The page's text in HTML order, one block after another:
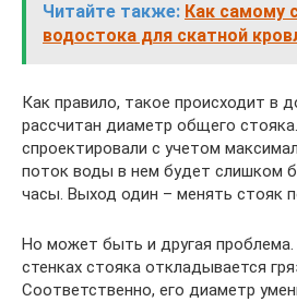
Читайте также: Как самому
водостока для скатной
Как правило, такое происходит в
рассчитан диаметр общего
спроектировали с учетом
поток воды в нем будет слишком
часы. Выход один – менять стояк
Но может быть и другая
стенках стояка откладывается
Соответственно, его диаметр